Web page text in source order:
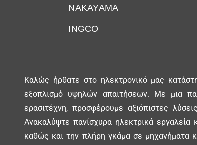
NAKAYAMA
INGCO
Καλώς ήρθατε στο ηλεκτρονικό μας
εξοπλισμό υψηλών απαιτήσεων. Με μια
ερασιτέχνη, προσφέρουμε αξιόπιστες
Ανακαλύψτε πανίσχυρα ηλεκτρικά εργαλεία
καθώς και την πλήρη γκάμα σε μηχανήματα